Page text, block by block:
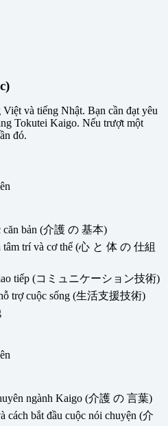
và tiếng Nhật. Bạn cần đạt yêu
Tokutei Kaigo. Nếu trượt một
đó.
căn bản (介護 の 基本)
tâm trí và cơ thể (心 と 体 の 仕組
tiếp (コミュニケーション技術)
trợ cuộc sống (生活支援技術)
ngành Kaigo (介護 の 言葉)
cách bắt đầu cuộc nói chuyện (介